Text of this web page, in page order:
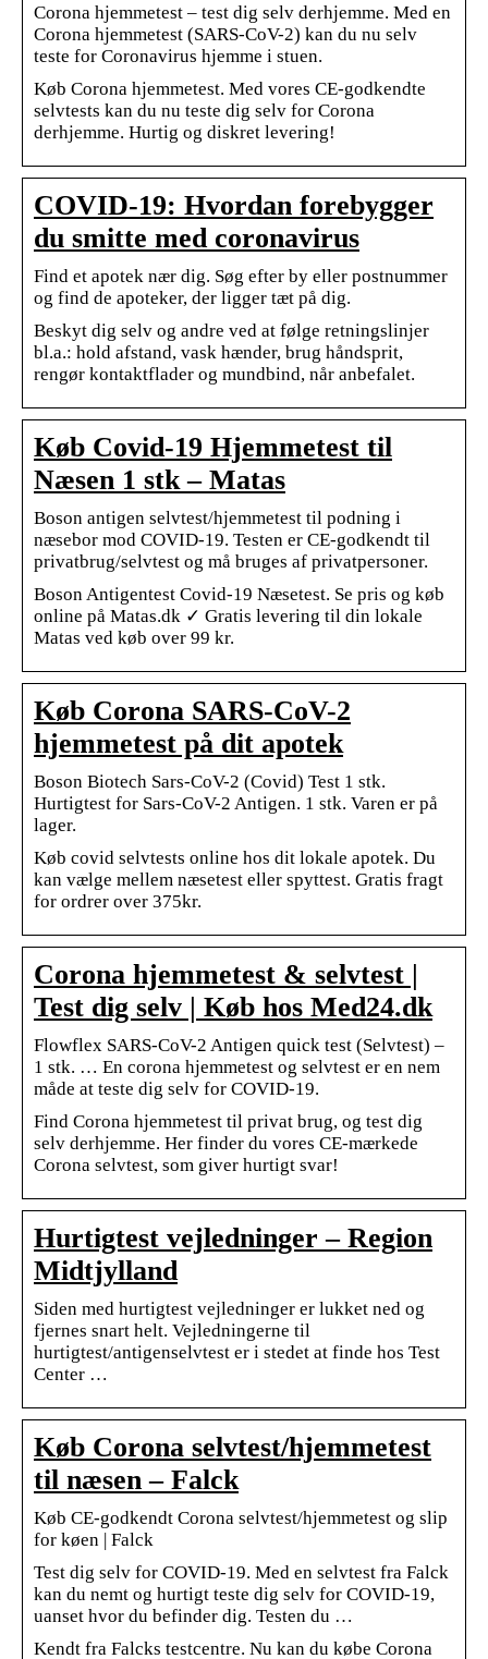
Corona hjemmetest – test dig selv derhjemme. Med en
Corona hjemmetest (SARS-CoV-2) kan du nu selv
teste for Coronavirus hjemme i stuen.
Køb Corona hjemmetest. Med vores CE-godkendte
selvtests kan du nu teste dig selv for Corona
derhjemme. Hurtig og diskret levering!
COVID-19: Hvordan forebygger
du smitte med coronavirus
Find et apotek nær dig. Søg efter by eller postnummer
og find de apoteker, der ligger tæt på dig.
Beskyt dig selv og andre ved at følge retningslinjer
bl.a.: hold afstand, vask hænder, brug håndsprit,
rengør kontaktflader og mundbind, når anbefalet.
Køb Covid-19 Hjemmetest til
Næsen 1 stk – Matas
Boson antigen selvtest/hjemmetest til podning i
næsebor mod COVID-19. Testen er CE-godkendt til
privatbrug/selvtest og må bruges af privatpersoner.
Boson Antigentest Covid-19 Næsetest. Se pris og køb
online på Matas.dk ✓ Gratis levering til din lokale
Matas ved køb over 99 kr.
Køb Corona SARS-CoV-2
hjemmetest på dit apotek
Boson Biotech Sars-CoV-2 (Covid) Test 1 stk.
Hurtigtest for Sars-CoV-2 Antigen. 1 stk. Varen er på
lager.
Køb covid selvtests online hos dit lokale apotek. Du
kan vælge mellem næsetest eller spyttest. Gratis fragt
for ordrer over 375kr.
Corona hjemmetest & selvtest |
Test dig selv | Køb hos Med24.dk
Flowflex SARS-CoV-2 Antigen quick test (Selvtest) –
1 stk. … En corona hjemmetest og selvtest er en nem
måde at teste dig selv for COVID-19.
Find Corona hjemmetest til privat brug, og test dig
selv derhjemme. Her finder du vores CE-mærkede
Corona selvtest, som giver hurtigt svar!
Hurtigtest vejledninger – Region
Midtjylland
Siden med hurtigtest vejledninger er lukket ned og
fjernes snart helt. Vejledningerne til
hurtigtest/antigenselvtest er i stedet at finde hos Test
Center …
Køb Corona selvtest/hjemmetest
til næsen – Falck
Køb CE-godkendt Corona selvtest/hjemmetest og slip
for køen | Falck
Test dig selv for COVID-19. Med en selvtest fra Falck
kan du nemt og hurtigt teste dig selv for COVID-19,
uanset hvor du befinder dig. Testen du …
Kendt fra Falcks testcentre. Nu kan du købe Corona